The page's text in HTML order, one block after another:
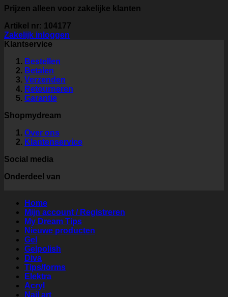
Prijzen alleen voor zakelijke klanten
Artikel nr: 104177
Zakelijk inloggen
Klantservice
Bestellen
Betalen
Verzenden
Retourneren
Garantie
Shopmydream
Over ons
Klantenservice
Social media
Onderdeel van
Home
Mijn account / Registreren
My Dream Tips
Nieuwe producten
Gel
Gelpolish
Diva
Tips/forms
Elektra
Acryl
Nail art